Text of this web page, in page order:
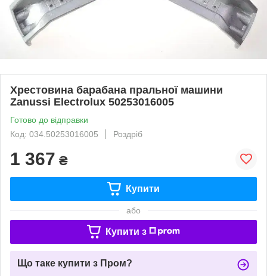
Хрестовина барабана пральної машини
Zanussi Electrolux 50253016005
Готово до відправки
Код: 034.50253016005
Роздріб
1 367 ₴
Купити
або
Купити з
Що таке купити з Пром?